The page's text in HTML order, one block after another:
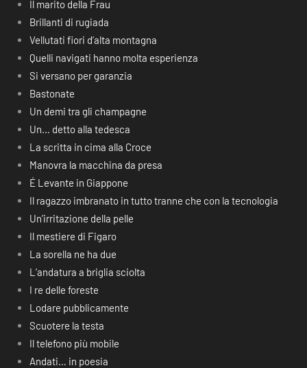
Il marito della Frau
Brillanti di rugiada
Vellutati fiori d’alta montagna
Quelli navigati hanno molta esperienza
Si versano per garanzia
Bastonate
Un demi tra gli champagne
Un… detto alla tedesca
La scritta in cima alla Croce
Manovra la macchina da presa
É Levante in Giappone
Il ragazzo imbranato in tutto tranne che con la tecnologia
Un’irritazione della pelle
Il mestiere di Figaro
La sorella ne ha due
L’andatura a briglia sciolta
I re delle foreste
Lodare pubblicamente
Scuotere la testa
Il telefono più mobile
Andati… in poesia